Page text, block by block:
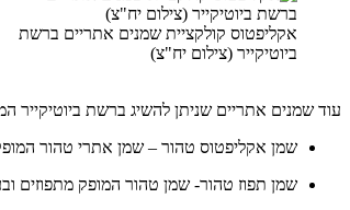
אקליפטוס קולקציית שמנים אתריים ברשת
ביוטיקייר (צילום יח"צ)
עוד שמנים אתריים שניתן להשיג ברשת ביוטיקייר המשיקה סדרת שמנים אתריים 100% טהורים
שמן אקליפטוס טהור – שמן אתרי טהור
שמן תפוז טהור- שמן טהור המופק מתפוזים